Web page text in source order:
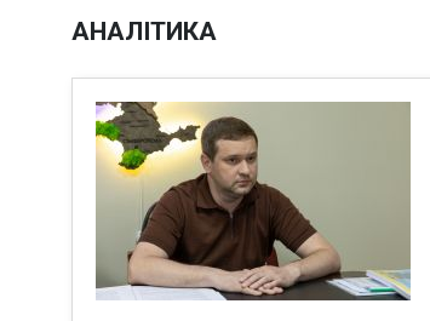
АНАЛІТИКА